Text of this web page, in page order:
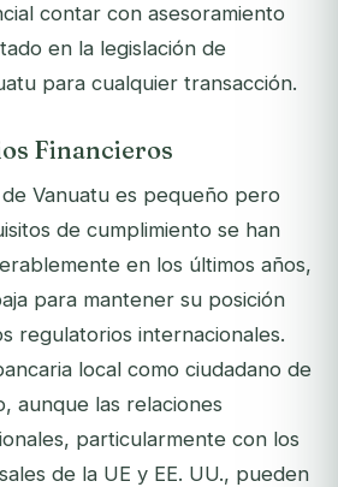
contar con asesoramiento
en la legislación de
para cualquier transacción.
Financieros
Vanuatu es pequeño pero
de cumplimiento se han
en los últimos años,
para mantener su posición
regulatorios internacionales.
local como ciudadano de
aunque las relaciones
particularmente con los
de la UE y EE. UU., pueden